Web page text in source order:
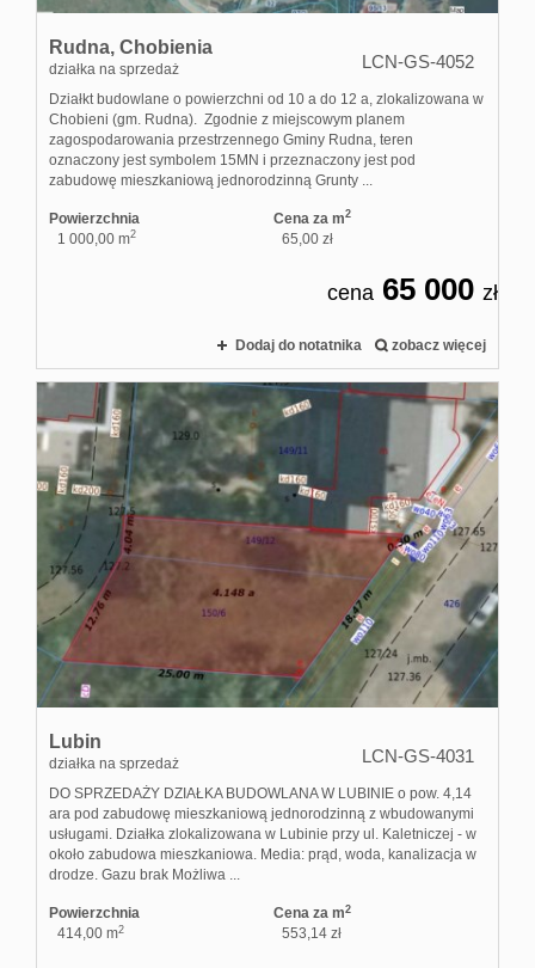
Rudna, Chobienia
działka na sprzedaż LCN-GS-4052
Działkt budowlane o powierzchni od 10 a do 12 a, zlokalizowana w
Chobieni (gm. Rudna). Zgodnie z miejscowym planem
zagospodarowania przestrzennego Gminy Rudna, teren
oznaczony jest symbolem 15MN i przeznaczony jest pod
zabudowę mieszkaniową jednorodzinną Grunty ...
Powierzchnia
1 000,00 m2
Cena za m2
65,00 zł
cena 65 000 zł
Dodaj do notatnika zobacz więcej
Lubin
działka na sprzedaż LCN-GS-4031
DO SPRZEDAŻY DZIAŁKA BUDOWLANA W LUBINIE o pow. 4,14
ara pod zabudowę mieszkaniową jednorodzinną z wbudowanymi
usługami. Działka zlokalizowana w Lubinie przy ul. Kaletniczej - w
około zabudowa mieszkaniowa. Media: prąd, woda, kanalizacja w
drodze. Gazu brak Możliwa ...
Powierzchnia
414,00 m2
Cena za m2
553,14 zł